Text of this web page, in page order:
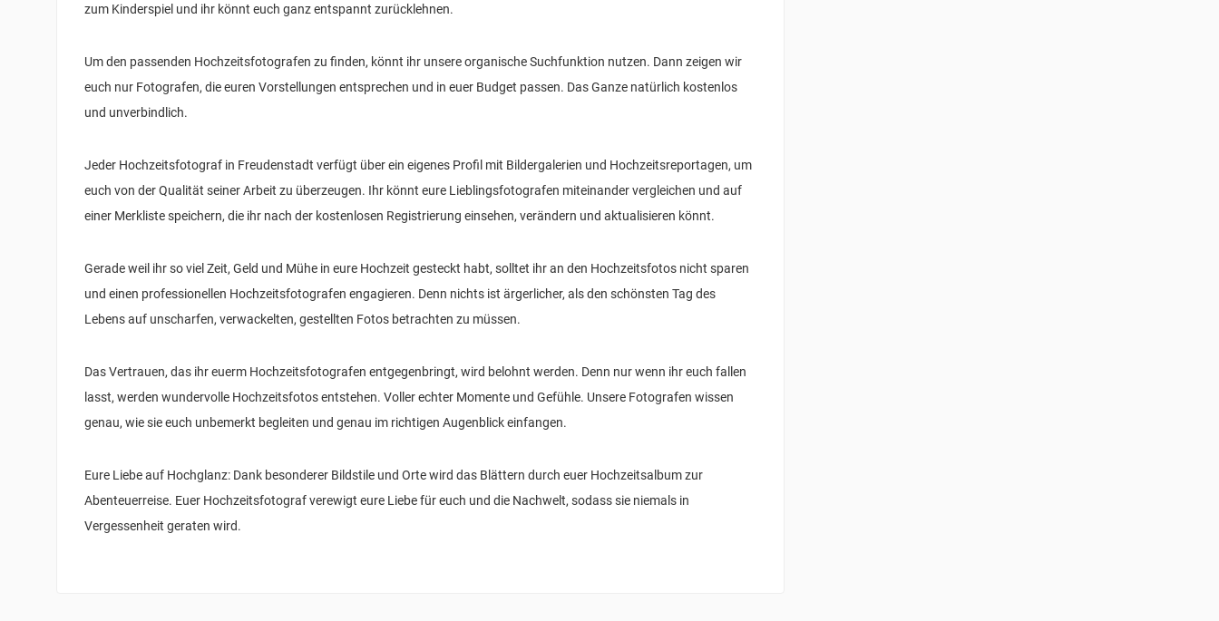
zum Kinderspiel und ihr könnt euch ganz entspannt zurücklehnen.
Um den passenden Hochzeitsfotografen zu finden, könnt ihr unsere organische Suchfunktion nutzen. Dann zeigen wir
euch nur Fotografen, die euren Vorstellungen entsprechen und in euer Budget passen. Das Ganze natürlich kostenlos
und unverbindlich.
Jeder Hochzeitsfotograf in Freudenstadt verfügt über ein eigenes Profil mit Bildergalerien und Hochzeitsreportagen, um
euch von der Qualität seiner Arbeit zu überzeugen. Ihr könnt eure Lieblingsfotografen miteinander vergleichen und auf
einer Merkliste speichern, die ihr nach der kostenlosen Registrierung einsehen, verändern und aktualisieren könnt.
Gerade weil ihr so viel Zeit, Geld und Mühe in eure Hochzeit gesteckt habt, solltet ihr an den Hochzeitsfotos nicht sparen
und einen professionellen Hochzeitsfotografen engagieren. Denn nichts ist ärgerlicher, als den schönsten Tag des
Lebens auf unscharfen, verwackelten, gestellten Fotos betrachten zu müssen.
Das Vertrauen, das ihr euerm Hochzeitsfotografen entgegenbringt, wird belohnt werden. Denn nur wenn ihr euch fallen
lasst, werden wundervolle Hochzeitsfotos entstehen. Voller echter Momente und Gefühle. Unsere Fotografen wissen
genau, wie sie euch unbemerkt begleiten und genau im richtigen Augenblick einfangen.
Eure Liebe auf Hochglanz: Dank besonderer Bildstile und Orte wird das Blättern durch euer Hochzeitsalbum zur
Abenteuerreise. Euer Hochzeitsfotograf verewigt eure Liebe für euch und die Nachwelt, sodass sie niemals in
Vergessenheit geraten wird.